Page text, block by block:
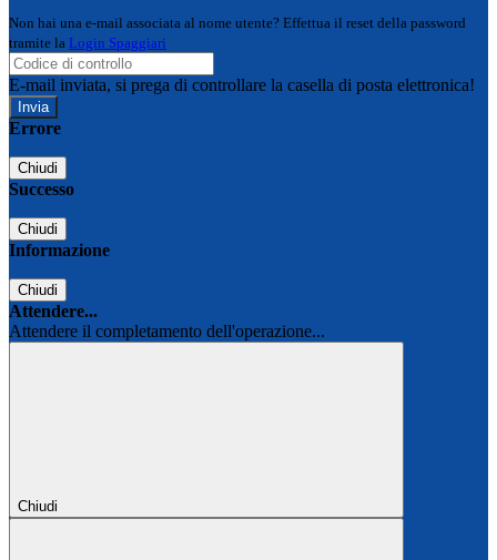
Non hai una e-mail associata al nome utente? Effettua il reset della password
tramite la Login Spaggiari
E-mail inviata, si prega di controllare la casella di posta elettronica!
Errore
Chiudi
Successo
Chiudi
Informazione
Chiudi
Attendere...
Attendere il completamento dell'operazione...
Chiudi